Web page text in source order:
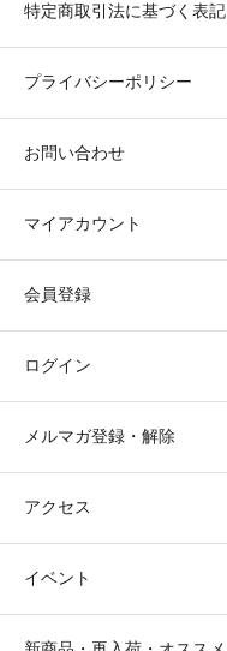
特定商取引法に基づく表記
プライバシーポリシー
お問い合わせ
マイアカウント
会員登録
ログイン
メルマガ登録・解除
アクセス
イベント